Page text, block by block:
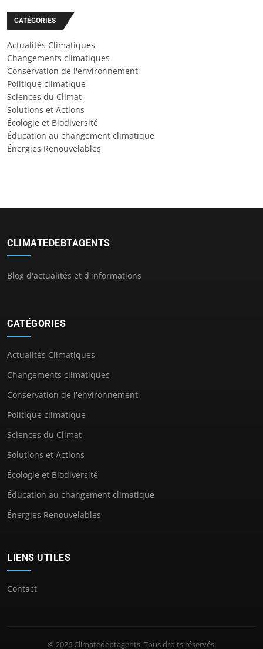
CATÉGORIES
Actualités Climatiques
Changements climatiques
Conservation de l'environnement
Politique climatique
Sciences du Climat
Solutions et Actions
Écologie et Biodiversité
Éducation au changement climatique
Énergies Renouvelables
CLIMATEDEBTAGENTS
Blog d'actualités et d'informations
CATÉGORIES
Actualités Climatiques
Changements climatiques
Conservation de l'environnement
Politique climatique
Sciences du Climat
Solutions et Actions
Écologie et Biodiversité
Éducation au changement climatique
Énergies Renouvelables
LIENS UTILES
Contact
© 2026 Climatedebtagents. Tous droits réservés.